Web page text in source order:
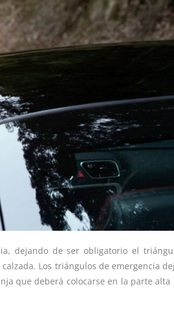
dejando de ser obligatorio el
Los triángulos de emergencia
que deberá colocarse en la parte alta